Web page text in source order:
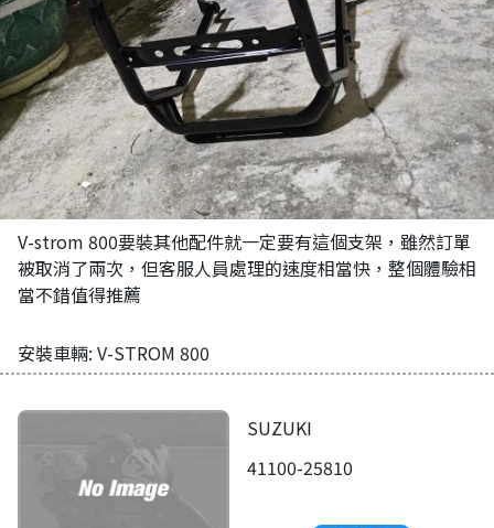
V-strom 800要裝其他配件就一定要有這個支架，雖然訂單
被取消了兩次，但客服人員處理的速度相當快，整個體驗相
當不錯值得推薦
安裝車輛: V-STROM 800
SUZUKI
41100-25810